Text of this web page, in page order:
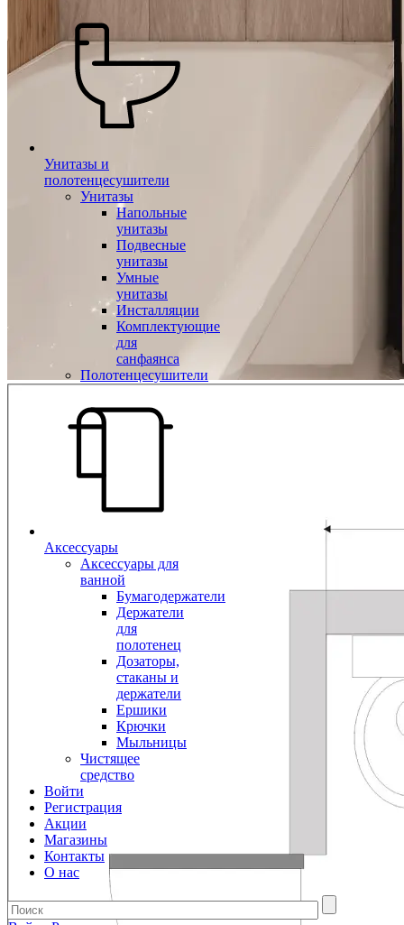
Унитазы и
полотенцесушители
Унитазы
Напольные
унитазы
Подвесные
унитазы
Умные
унитазы
Инсталляции
Комплектующие
для
санфаянса
Полотенцесушители
Аксессуары
Аксессуары для
ванной
Бумагодержатели
Держатели
для
полотенец
Дозаторы,
стаканы и
держатели
Ершики
Крючки
Мыльницы
Чистящее
средство
Войти
Регистрация
Акции
Магазины
Контакты
О нас